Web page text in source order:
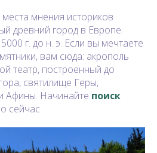
мнения историков
древний город в Европе.
г. до н. э. Если вы мечтаете
вам сюда: акрополь
театр, построенный до
святилище Геры,
Афины. Начинайте поиск
сейчас.